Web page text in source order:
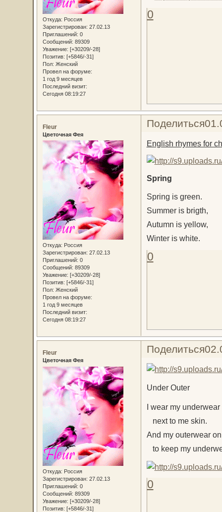
Откуда: Россия
Зарегистрирован: 27.02.13
Приглашений: 0
Сообщений: 89309
Уважение: [+30209/-28]
Позитив: [+5846/-31]
Пол: Женский
Провел на форуме:
1 год 9 месяцев
Последний визит:
Сегодня 08:19:27
0
Поделиться
Fleur
Цветочная Фея
Откуда: Россия
Зарегистрирован: 27.02.13
Приглашений: 0
Сообщений: 89309
Уважение: [+30209/-28]
Позитив: [+5846/-31]
Пол: Женский
Провел на форуме:
1 год 9 месяцев
Последний визит:
Сегодня 08:19:27
English rhymes for
Spring
Spring is green.
Summer is brigth,
Autumn is yellow,
Winter is white.
0
Поделиться
Fleur
Цветочная Фея
Откуда: Россия
Зарегистрирован: 27.02.13
Приглашений: 0
Сообщений: 89309
Уважение: [+30209/-28]
Позитив: [+5846/-31]
Under Outer
I wear my underwear
next to me skin.
And my outerwear
to keep my
0